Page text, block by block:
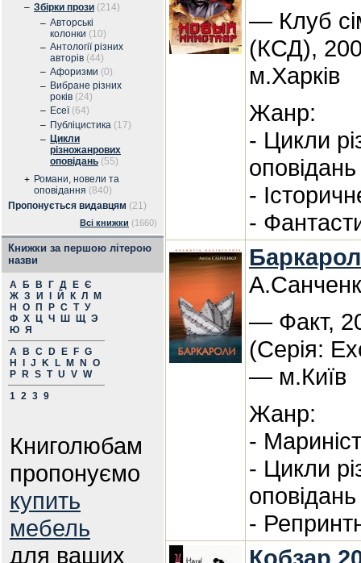
– Збірки прози (214)
– Авторські
колонки (10)
– Антології різних
авторів (44)
– Афоризми (0)
– Вибране різних
років (24)
– Есеї (64)
– Публіцистика (17)
– Цикли
різножанрових
оповідань (55)
+ Романи, новели та
оповідання (840)
Пропонується видавцям (21)
Всі книжки (1660)
Книжки за першою літерою
назви
А Б В Г Д Е Є
Ж З И Й К Л
М
Н
О П Р С Т У
Ф Х Ц Ч Ш Щ Э
Ю Я
A
B C D E F G
H
J K L M N
O
P
R S T U V W
1 2 3 9
Книголюбам
пропонуємо
купить
мебель
для ваших
— Клуб
(КСД),
м.Харків
Жанр:
- Цикли
оповідань
-
-
— Факт,
(Серія:
— м.Київ
Жанр:
-
- Цикли
оповідань
-